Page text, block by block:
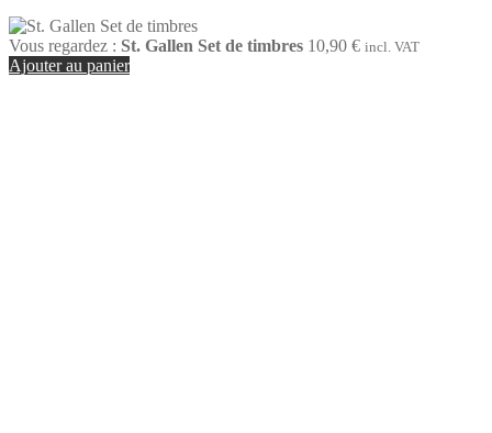
Vous regardez : St. Gallen Set de timbres 10,90 € incl. VAT
Ajouter au panier